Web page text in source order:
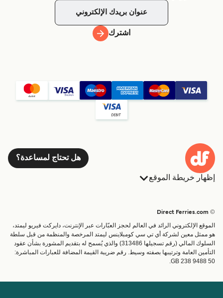
اشترك
هل تحتاج لمساعدة؟
إظهار خريطة الموقع
البلدان
خدمات الزبائن
الباحث عن الرحلات والموانئ
تذاكر العبّارة
العبارات
شحن
عبارة صغيرة
القطار والعبارة
الموقع الإلكتروني الرائد في العالم لحجز العبّارات عبر الإنترنت، دايركت فيريو ليمتد،
هو ممثل معين لشركة أي تي سي كومبلاينس ليمتد المرخصة والمنظمة من قبل سلطة
السلوك المالي (رقم تسجيلها 313486) والذي يُسمح له بتقديم المشورة بشأن عقود
التأمين العامة وترتيبها بصفته وسيط. رقم ضريبة القيمة المضافة للعبارات المباشرة:
GB 238 9488 50.